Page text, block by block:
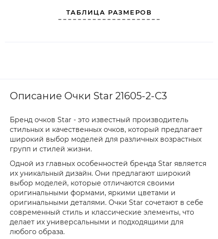
ТАБЛИЦА РАЗМЕРОВ
Описание Очки Star 21605-2-C3
Бренд очков Star - это известный производитель
стильных и качественных очков, который предлагает
широкий выбор моделей для различных возрастных
групп и стилей жизни.
Одной из главных особенностей бренда Star является
их уникальный дизайн. Они предлагают широкий
выбор моделей, которые отличаются своими
оригинальными формами, яркими цветами и
оригинальными деталями. Очки Star сочетают в себе
современный стиль и классические элементы, что
делает их универсальными и подходящими для
любого образа.